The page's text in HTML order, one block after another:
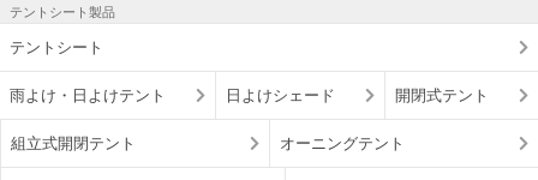
テントシート製品
テントシート
雨よけ・日よけテント 日よけシェード 開閉式テント
組立式開閉テント オーニングテント